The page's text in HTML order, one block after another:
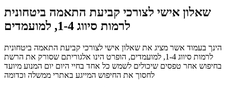
שאלון אישי לצורכי קביעת התאמה ביטחונית
לרמות סיווג 1-4, למועמדים
הינך בעמוד אשר מציג את שאלון אישי לצורכי קביעת התאמה ביטחונית
לרמות סיווג 1-4, למועמדים, הופרט הינו אלגוריתם שסורק את הרשת
בחיפוש אחר טפסים שיכולים לשמש כל אחד בחיי היום יום המנוע מיועד
לחסוך את החיפוש המייגע באתרי ממשלה וכדומה